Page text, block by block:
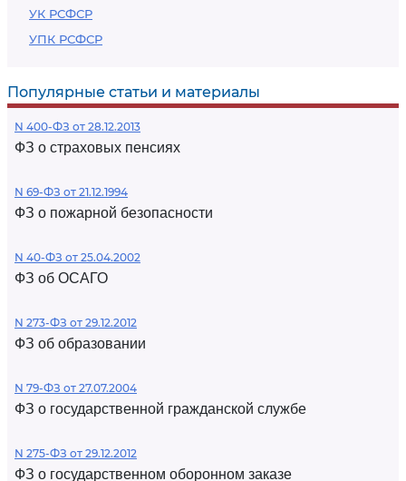
УК РСФСР
УПК РСФСР
Популярные статьи и материалы
N 400-ФЗ от 28.12.2013
ФЗ о страховых пенсиях
N 69-ФЗ от 21.12.1994
ФЗ о пожарной безопасности
N 40-ФЗ от 25.04.2002
ФЗ об ОСАГО
N 273-ФЗ от 29.12.2012
ФЗ об образовании
N 79-ФЗ от 27.07.2004
ФЗ о государственной гражданской службе
N 275-ФЗ от 29.12.2012
ФЗ о государственном оборонном заказе